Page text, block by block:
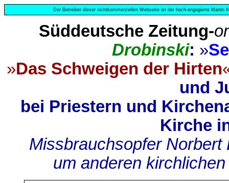
Der Betreiber dieser nichtkommerziellen Webseite ist der hoch-engagierte Martin
Süddeutsche Zeitung-
Drobinski: »
»Das Schweigen der Hirten
und
bei Priestern und
Kirche
Missbrauchsopfer
um anderen